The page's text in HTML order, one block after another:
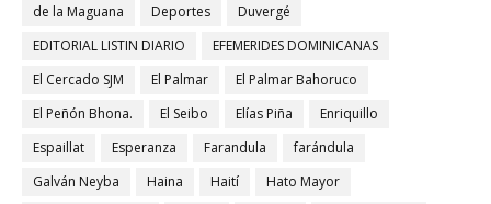
de la Maguana
Deportes
Duvergé
EDITORIAL LISTIN DIARIO
EFEMERIDES DOMINICANAS
El Cercado SJM
El Palmar
El Palmar Bahoruco
El Peñón Bhona.
El Seibo Elías Piña
Enriquillo
Espaillat
Esperanza Farandula
farándula
Galván Neyba
Haina Haití
Hato Mayor